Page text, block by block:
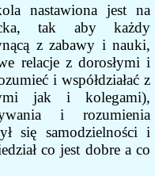
nastawiona jest na
tak aby każdy
z zabawy i nauki,
relacje z dorosłymi i
i współdziałać z
jak i kolegami),
i rozumienia
się samodzielności i
co jest dobre a co